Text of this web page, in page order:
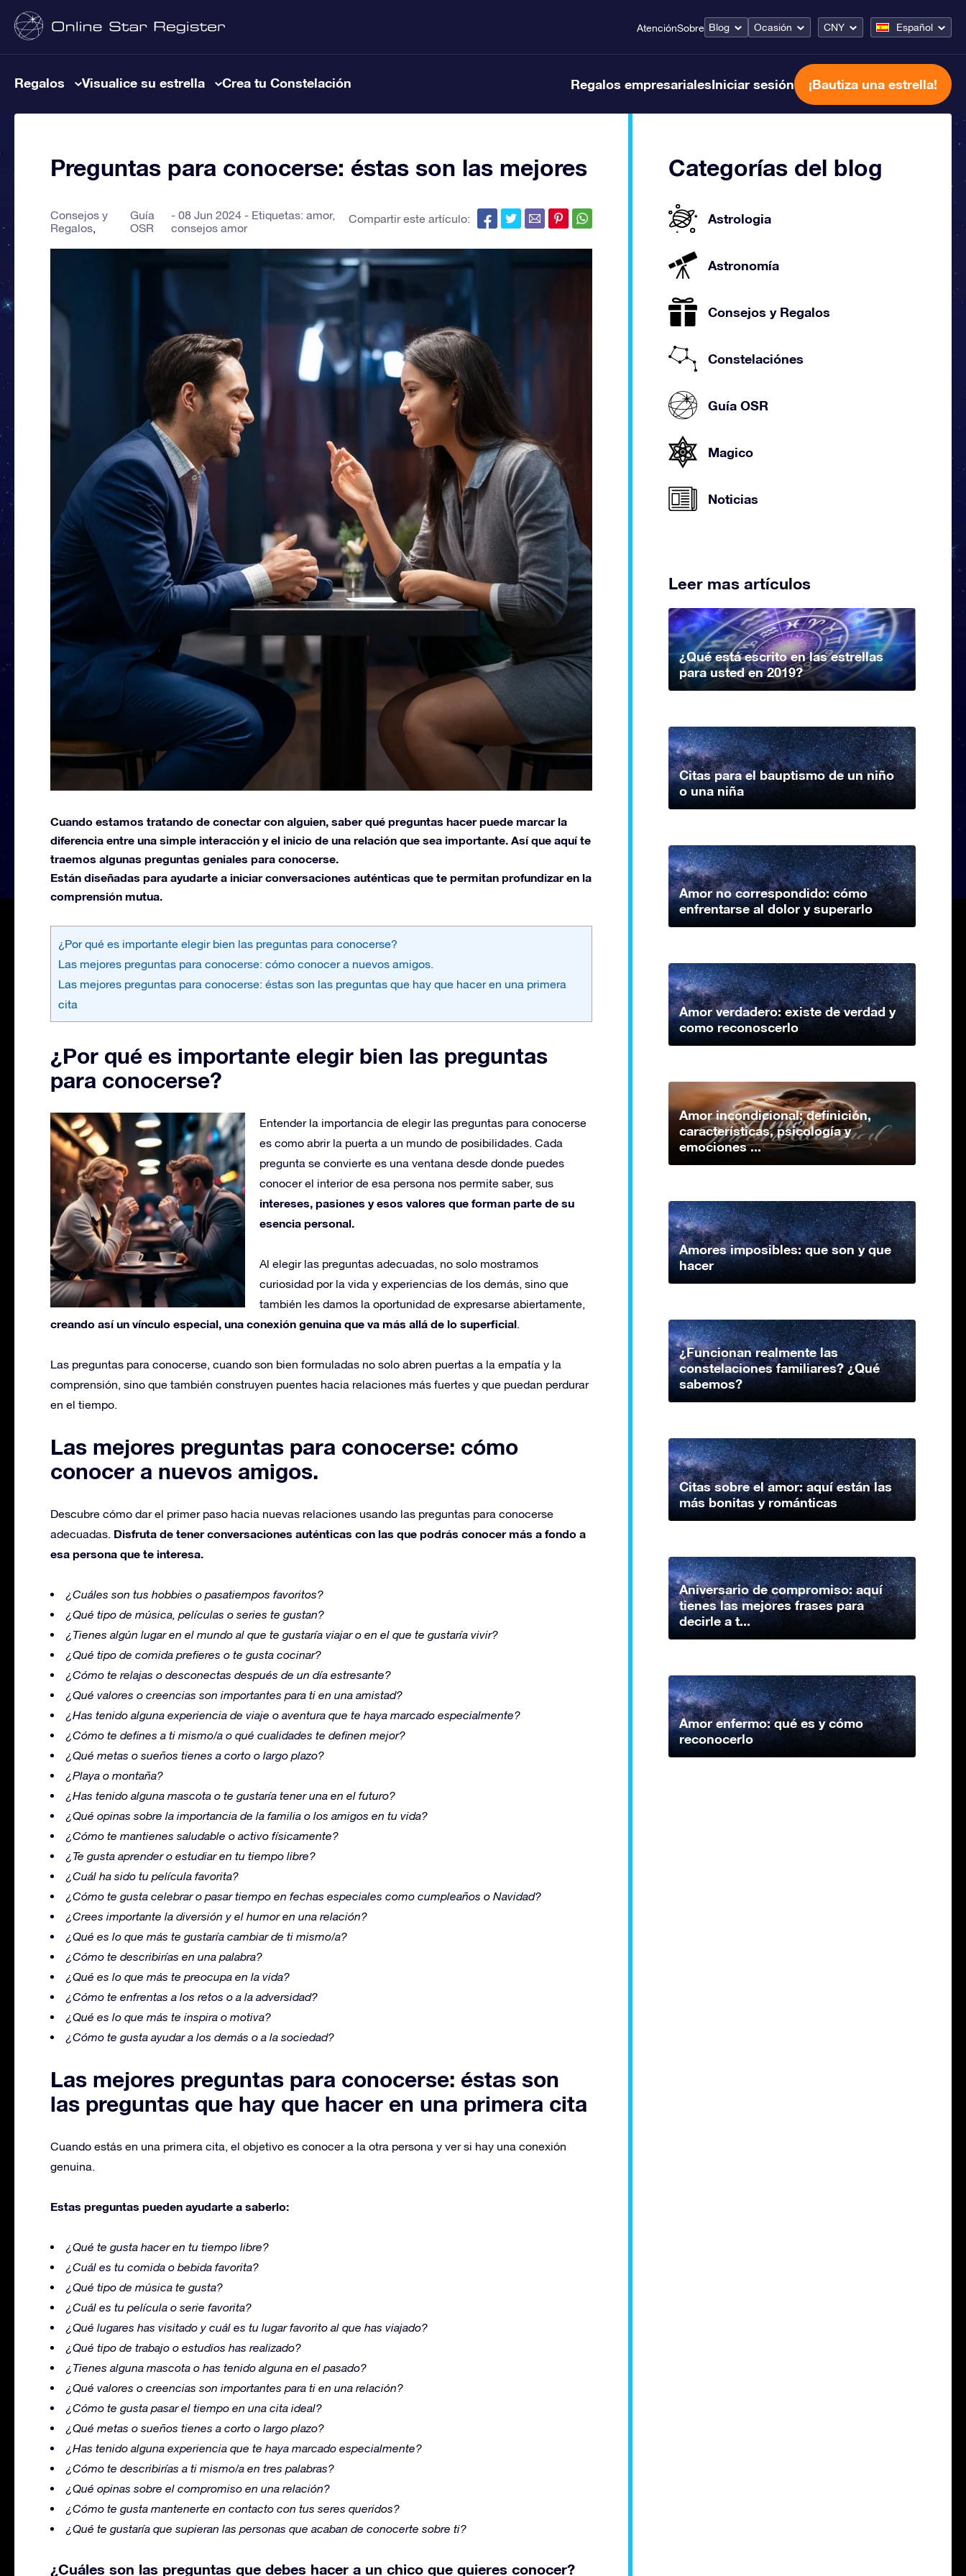
AtenciónSobre Blog Ocasión CNY Español
Regalos Visualice su estrella Crea tu Constelación Regalos empresarialesIniciar sesión ¡Bautiza una estrella!
Preguntas para conocerse: éstas son las mejores
Consejos y
Regalos
Guía
OSR
08 Jun 2024 - Etiquetas: amor,
consejos amor
Compartir este artículo:
Cuando estamos tratando de conectar con alguien, saber qué preguntas hacer puede marcar la
diferencia entre una simple interacción y el inicio de una relación que sea importante. Así que aquí te
traemos algunas preguntas geniales para conocerse.
Están diseñadas para ayudarte a iniciar conversaciones auténticas que te permitan profundizar en la
comprensión mutua.
¿Por qué es importante elegir bien las preguntas para conocerse?
Las mejores preguntas para conocerse: cómo conocer a nuevos amigos.
Las mejores preguntas para conocerse: éstas son las preguntas que hay que hacer en una primera
cita
¿Por qué es importante elegir bien las preguntas
para conocerse?
Entender la importancia de elegir las preguntas para conocerse
es como abrir la puerta a un mundo de posibilidades. Cada
pregunta se convierte es una ventana desde donde puedes
conocer el interior de esa persona nos permite saber, sus
intereses, pasiones y esos valores que forman parte de su
esencia personal.
Al elegir las preguntas adecuadas, no solo mostramos
curiosidad por la vida y experiencias de los demás, sino que
también les damos la oportunidad de expresarse abiertamente,
creando así un vínculo especial, una conexión genuina que va más allá de lo superficial.
Las preguntas para conocerse, cuando son bien formuladas no solo abren puertas a la empatía y la
comprensión, sino que también construyen puentes hacia relaciones más fuertes y que puedan perdurar
en el tiempo.
Las mejores preguntas para conocerse: cómo
conocer a nuevos amigos.
Descubre cómo dar el primer paso hacia nuevas relaciones usando las preguntas para conocerse
adecuadas. Disfruta de tener conversaciones auténticas con las que podrás conocer más a fondo a
esa persona que te interesa.
¿Cuáles son tus hobbies o pasatiempos favoritos?
¿Qué tipo de música, películas o series te gustan?
¿Tienes algún lugar en el mundo al que te gustaría viajar o en el que te gustaría vivir?
¿Qué tipo de comida prefieres o te gusta cocinar?
¿Cómo te relajas o desconectas después de un día estresante?
¿Qué valores o creencias son importantes para ti en una amistad?
¿Has tenido alguna experiencia de viaje o aventura que te haya marcado especialmente?
¿Cómo te defines a ti mismo/a o qué cualidades te definen mejor?
¿Qué metas o sueños tienes a corto o largo plazo?
¿Playa o montaña?
¿Has tenido alguna mascota o te gustaría tener una en el futuro?
¿Qué opinas sobre la importancia de la familia o los amigos en tu vida?
¿Cómo te mantienes saludable o activo físicamente?
¿Te gusta aprender o estudiar en tu tiempo libre?
¿Cuál ha sido tu película favorita?
¿Cómo te gusta celebrar o pasar tiempo en fechas especiales como cumpleaños o Navidad?
¿Crees importante la diversión y el humor en una relación?
¿Qué es lo que más te gustaría cambiar de ti mismo/a?
¿Cómo te describirías en una palabra?
¿Qué es lo que más te preocupa en la vida?
¿Cómo te enfrentas a los retos o a la adversidad?
¿Qué es lo que más te inspira o motiva?
¿Cómo te gusta ayudar a los demás o a la sociedad?
Las mejores preguntas para conocerse: éstas son
las preguntas que hay que hacer en una primera cita
Cuando estás en una primera cita, el objetivo es conocer a la otra persona y ver si hay una conexión
genuina.
Estas preguntas pueden ayudarte a saberlo:
¿Qué te gusta hacer en tu tiempo libre?
¿Cuál es tu comida o bebida favorita?
¿Qué tipo de música te gusta?
¿Cuál es tu película o serie favorita?
¿Qué lugares has visitado y cuál es tu lugar favorito al que has viajado?
¿Qué tipo de trabajo o estudios has realizado?
¿Tienes alguna mascota o has tenido alguna en el pasado?
¿Qué valores o creencias son importantes para ti en una relación?
¿Cómo te gusta pasar el tiempo en una cita ideal?
¿Qué metas o sueños tienes a corto o largo plazo?
¿Has tenido alguna experiencia que te haya marcado especialmente?
¿Cómo te describirías a ti mismo/a en tres palabras?
¿Qué opinas sobre el compromiso en una relación?
¿Cómo te gusta mantenerte en contacto con tus seres queridos?
¿Qué te gustaría que supieran las personas que acaban de conocerte sobre ti?
¿Cuáles son las preguntas que debes hacer a un chico que quieres conocer?
Categorías del blog
Astrologia
Astronomía
Consejos y Regalos
Constelaciónes
Guía OSR
Magico
Noticias
Leer mas artículos
¿Qué está escrito en las estrellas
para usted en 2019?
Citas para el bauptismo de un niño
o una niña
Amor no correspondido: cómo
enfrentarse al dolor y superarlo
Amor verdadero: existe de verdad y
como reconoscerlo
Amor incondicional: definición,
características, psicología y
emociones ...
Amores imposibles: que son y que
hacer
¿Funcionan realmente las
constelaciones familiares? ¿Qué
sabemos?
Citas sobre el amor: aquí están las
más bonitas y románticas
Aniversario de compromiso: aquí
tienes las mejores frases para
decirle a t...
Amor enfermo: qué es y cómo
reconocerlo